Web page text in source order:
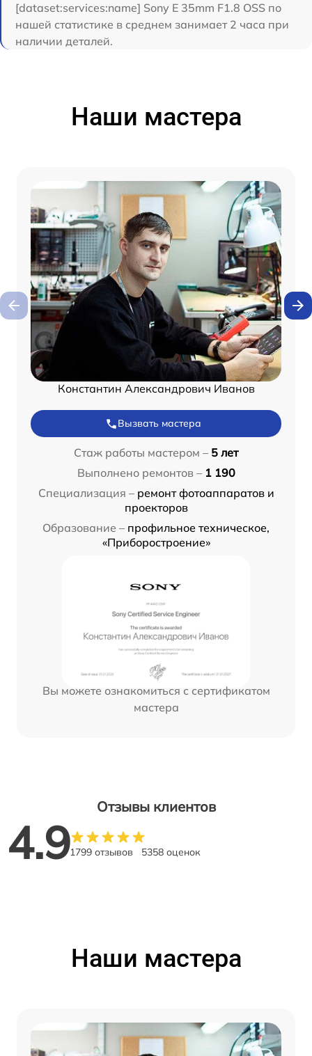
[dataset:services:name] Sony E 35mm F1.8 OSS по
нашей статистике в среднем занимает 2 часа при
наличии деталей.
Наши мастера
Константин Александрович Иванов
Вызвать мастера
Стаж работы мастером – 5 лет
Выполнено ремонтов – 1 190
Специализация – ремонт фотоаппаратов и
проекторов
Образование – профильное техническое,
«Приборостроение»
Вы можете ознакомиться с сертификатом
мастера
Отзывы клиентов
4.91799 отзывов 5358 оценок
Наши мастера